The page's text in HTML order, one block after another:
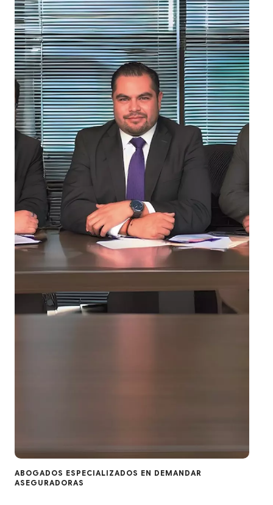
ABOGADOS ESPECIALIZADOS EN DEMANDAR
ASEGURADORAS